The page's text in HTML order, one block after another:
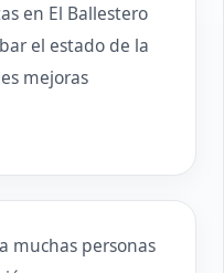
en El Ballestero
el estado de la
mejoras
muchas personas